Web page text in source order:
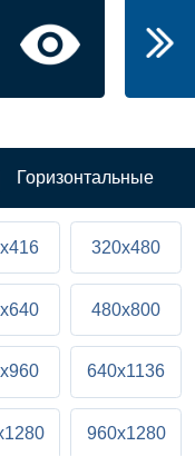
Горизонтальные
320x480
480x800
640x1136
960x1280